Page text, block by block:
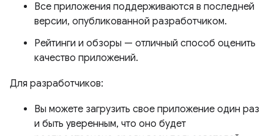
Все приложения поддерживаются в последней
версии, опубликованной разработчиком.
Рейтинги и обзоры — отличный способ оценить
качество приложений.
Для разработчиков:
Вы можете загрузить свое приложение один раз
и быть уверенным, что оно будет